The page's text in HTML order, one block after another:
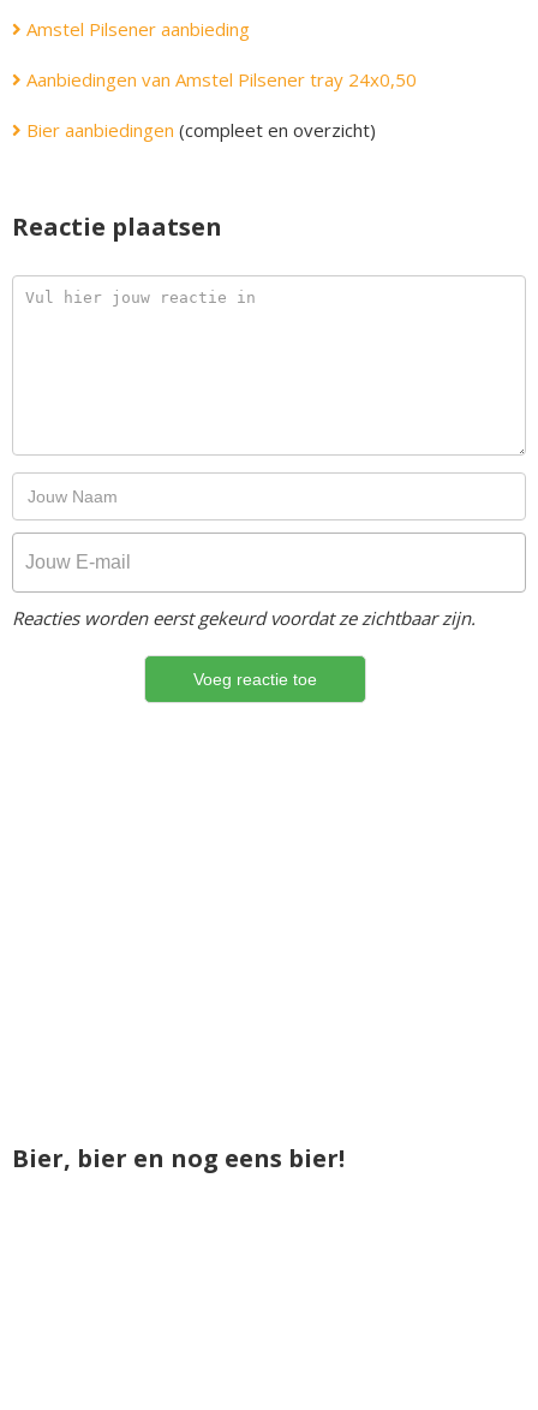
Amstel Pilsener aanbieding
Aanbiedingen van Amstel Pilsener tray 24x0,50
Bier aanbiedingen (compleet en overzicht)
Reactie plaatsen
Reacties worden eerst gekeurd voordat ze zichtbaar zijn.
Bier, bier en nog eens bier!